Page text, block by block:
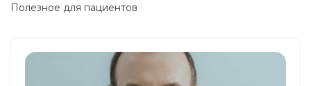
Полезное для пациентов